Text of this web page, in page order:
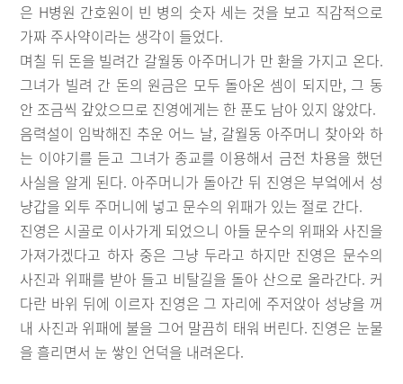
은 H병원 간호원이 빈 병의 숫자 세는 것을 보고 직감적으로
가짜 주사약이라는 생각이 들었다.
며칠 뒤 돈을 빌려간 갈월동 아주머니가 만 환을 가지고 온다.
그녀가 빌려 간 돈의 원금은 모두 돌아온 셈이 되지만, 그 동
안 조금씩 갚았으므로 진영에게는 한 푼도 남아 있지 않았다.
음력설이 임박해진 추운 어느 날, 갈월동 아주머니 찾아와 하
는 이야기를 듣고 그녀가 종교를 이용해서 금전 차용을 했던
사실을 알게 된다. 아주머니가 돌아간 뒤 진영은 부엌에서 성
냥갑을 외투 주머니에 넣고 문수의 위패가 있는 절로 간다.
진영은 시골로 이사가게 되었으니 아들 문수의 위패와 사진을
가져가겠다고 하자 중은 그냥 두라고 하지만 진영은 문수의
사진과 위패를 받아 들고 비탈길을 돌아 산으로 올라간다. 커
다란 바위 뒤에 이르자 진영은 그 자리에 주저앉아 성냥을 꺼
내 사진과 위패에 불을 그어 말끔히 태워 버린다. 진영은 눈물
을 흘리면서 눈 쌓인 언덕을 내려온다.